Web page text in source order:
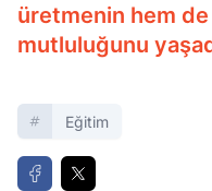
üretmenin hem
mutluluğunu
Eğitim